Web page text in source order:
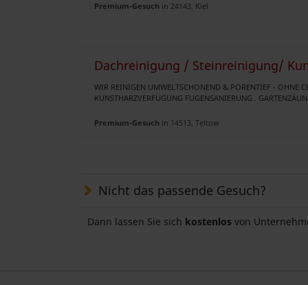
Premium-Gesuch in 24143, Kiel
Dachreinigung / Steinreinigung/
WIR REINIGEN UMWELTSCHONEND & PORENTIEF -
KUNSTHARZVERFUGUNG FUGENSANIERUNG .
Premium-Gesuch in 14513, Teltow
Nicht das passende Gesuch?
Dann lassen Sie sich kostenlos von